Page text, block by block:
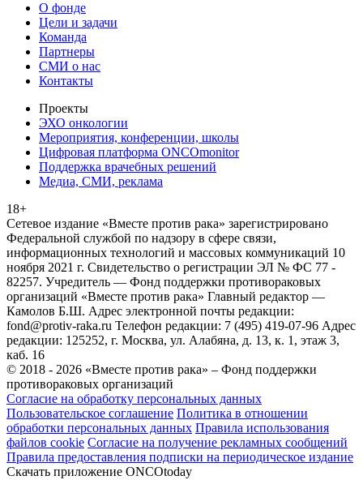
О фонде
Цели и задачи
Команда
Партнеры
СМИ о нас
Контакты
Проекты
ЭХО онкологии
Мероприятия, конференции, школы
Цифровая платформа ONCOmonitor
Поддержка врачебных решений
Медиа, СМИ, реклама
18+
Сетевое издание «Вместе против рака» зарегистрировано
Федеральной службой по надзору в сфере связи,
информационных технологий и массовых коммуникаций 10
ноября 2021 г. Свидетельство о регистрации ЭЛ № ФС 77 -
82257. Учредитель — Фонд поддержки противораковых
организаций «Вместе против рака» Главный редактор —
Камолов Б.Ш. Адрес электронной почты редакции:
fond@protiv-raka.ru Телефон редакции: 7 (495) 419-07-96 Адрес
редакции: 125252, г. Москва, ул. Алабяна, д. 13, к. 1, этаж 3,
каб. 16
© 2018 - 2026 «Вместе против рака» – Фонд поддержки
противораковых организаций
Согласие на обработку персональных данных
Пользовательское соглашение Политика в отношении
обработки персональных данных Правила использования
файлов cookie Согласие на получение рекламных сообщений
Правила предоставления подписки на периодическое издание
Скачать приложение ONCOtoday